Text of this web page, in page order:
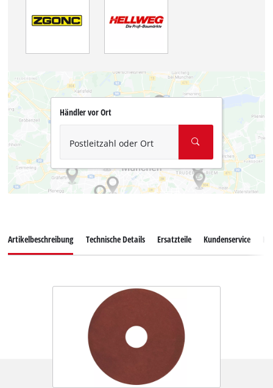
Händler vor Ort
Postleitzahl oder Ort
Artikelbeschreibung Technische Details Ersatzteile Kundenservice